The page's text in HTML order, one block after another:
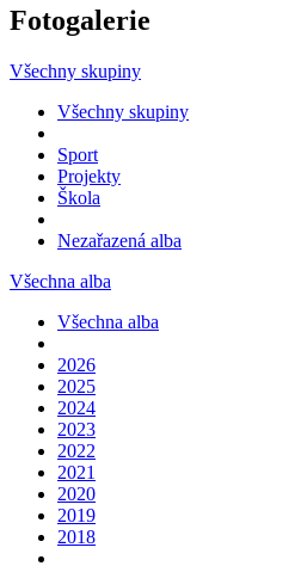
Fotogalerie
Všechny skupiny
Všechny skupiny
Sport
Projekty
Škola
Nezařazená alba
Všechna alba
Všechna alba
2026
2025
2024
2023
2022
2021
2020
2019
2018